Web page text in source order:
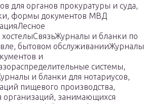
органов прокуратуры и суда,
формы документов МВД
и бланки по
бытовом обслуживанииЖурналы
и
системы,
и бланки для нотариусов,
пищевого производства,
занимающихся